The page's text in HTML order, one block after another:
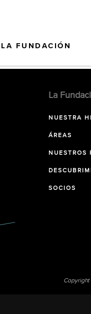
LA FUNDACIÓN
La
NUESTRA
ÁREAS
NUESTROS
SOCIOS
Copyright